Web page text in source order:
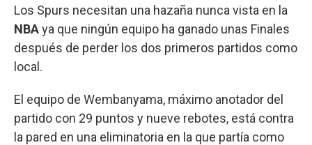
Los Spurs necesitan una hazaña nunca vista en la
NBAya que ningún equipo ha ganado unas Finales
después de perder los dos primeros partidos como
local.
El equipo de Wembanyama, máximo anotador del
partido con 29 puntos y nueve rebotes, está contra
la pared en una eliminatoria en la que partía como